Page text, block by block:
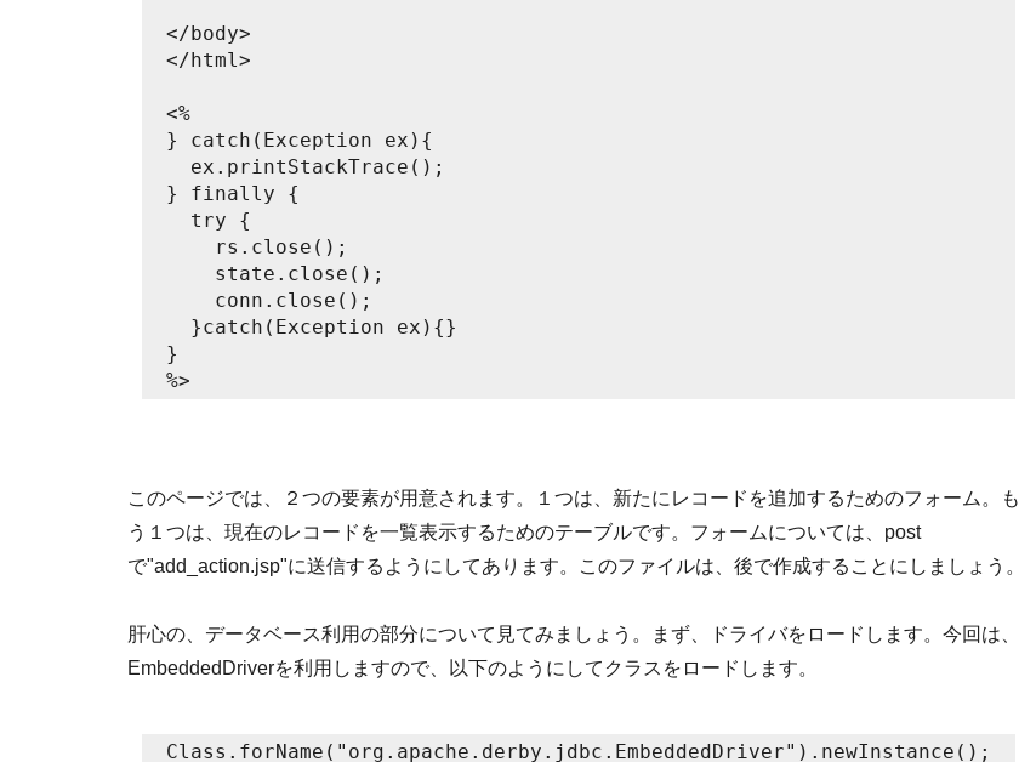
</body>
</html>
<%
} catch(Exception ex){
ex.printStackTrace();
} finally {
try {
rs.close();
state.close();
conn.close();
}catch(Exception ex){}
}
%>
このページでは、２つの要素が用意されます。１つは、新たにレコードを追加するためのフォーム。も
う１つは、現在のレコードを一覧表示するためのテーブルです。フォームについては、post
で"add_action.jsp"に送信するようにしてあります。このファイルは、後で作成することにしましょう。
肝心の、データベース利用の部分について見てみましょう。まず、ドライバをロードします。今回は、
EmbeddedDriverを利用しますので、以下のようにしてクラスをロードします。
Class.forName("org.apache.derby.jdbc.EmbeddedDriver").newInstance();